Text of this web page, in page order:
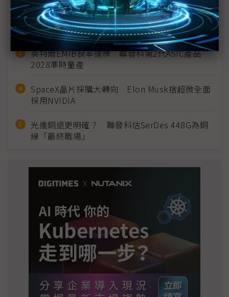
2027全年記憶體產能提前售罄 買家「祕而不
宣」只怕買不夠
英特爾EMIB良率達標 聯發科第2代ASIC產品
2028準時量產
SpaceX晶片採購大轉向 Elon Musk捨超微全面
採用NVIDIA
光進銅退更明確？ 聯發科估SerDes 448G為銅
線「最終戰場」